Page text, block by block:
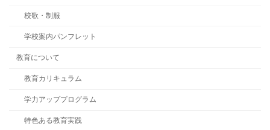
校歌・制服
学校案内パンフレット
教育について
教育カリキュラム
学力アッププログラム
特色ある教育実践